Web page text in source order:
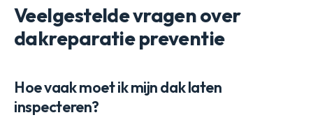
Veelgestelde vragen over
dakreparatie preventie
Hoe vaak moet ik mijn dak laten
inspecteren?